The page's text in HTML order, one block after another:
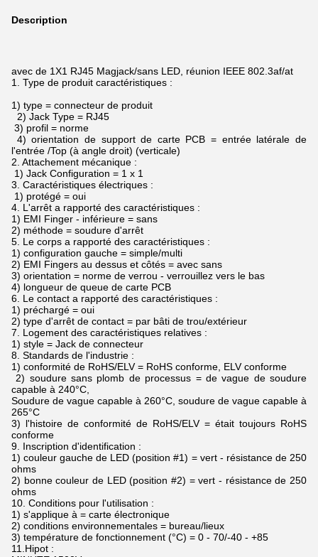
Description
avec de 1X1 RJ45 Magjack/sans LED, réunion IEEE 802.3af/at
1. Type de produit caractéristiques :
1) type = connecteur de produit
2) Jack Type = RJ45
3) profil = norme
4) orientation de support de carte PCB = entrée latérale de
l'entrée /Top (à angle droit) (verticale)
2. Attachement mécanique :
1) Jack Configuration = 1 x 1
3. Caractéristiques électriques :
1) protégé = oui
4. L'arrêt a rapporté des caractéristiques :
1) EMI Finger - inférieure = sans
2) méthode = soudure d'arrêt
5. Le corps a rapporté des caractéristiques :
1) configuration gauche = simple/multi
2) EMI Fingers au dessus et côtés = avec sans
3) orientation = norme de verrou - verrouillez vers le bas
4) longueur de queue de carte PCB
6. Le contact a rapporté des caractéristiques :
1) préchargé = oui
2) type d'arrêt de contact = par bâti de trou/extérieur
7. Logement des caractéristiques relatives :
1) style = Jack de connecteur
8. Standards de l'industrie :
1) conformité de RoHS/ELV = RoHS conforme, ELV conforme
2) soudure sans plomb de processus = de vague de soudure
capable à 240°C,
Soudure de vague capable à 260°C, soudure de vague capable à
265°C
3) l'histoire de conformité de RoHS/ELV = était toujours RoHS
conforme
9. Inscription d'identification :
1) couleur gauche de LED (position #1) = vert - résistance de 250
ohms
2) bonne couleur de LED (position #2) = vert - résistance de 250
ohms
10. Conditions pour l'utilisation :
1) s'applique à = carte électronique
2) conditions environnementales = bureau/lieux
3) température de fonctionnement (°C) = 0 - 70/-40 - +85
11.Hipot :